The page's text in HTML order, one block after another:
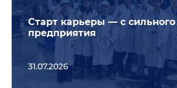
Старт карьеры — с сильного
предприятия
31.07.2026